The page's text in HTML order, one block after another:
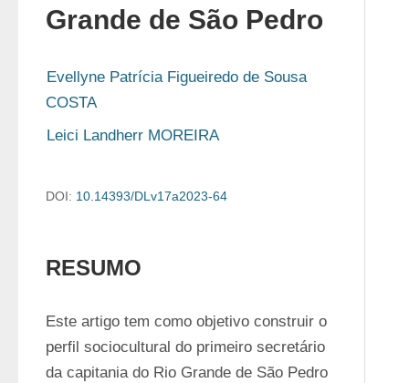
Grande de São Pedro
Evellyne Patrícia Figueiredo de Sousa
COSTA
Leici Landherr MOREIRA
DOI: 10.14393/DLv17a2023-64
RESUMO
Este artigo tem como objetivo construir o
perfil sociocultural do primeiro secretário
da capitania do Rio Grande de São Pedro